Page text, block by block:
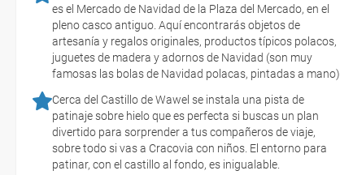
es el Mercado de Navidad de la Plaza del Mercado, en el
pleno casco antiguo. Aquí encontrarás objetos de
artesanía y regalos originales, productos típicos polacos,
juguetes de madera y adornos de Navidad (son muy
famosas las bolas de Navidad polacas, pintadas a mano).
Cerca del Castillo de Wawel se instala una pista de
patinaje sobre hielo que es perfecta si buscas un plan
divertido para sorprender a tus compañeros de viaje,
sobre todo si vas a Cracovia con niños. El entorno para
patinar, con el castillo al fondo, es inigualable.